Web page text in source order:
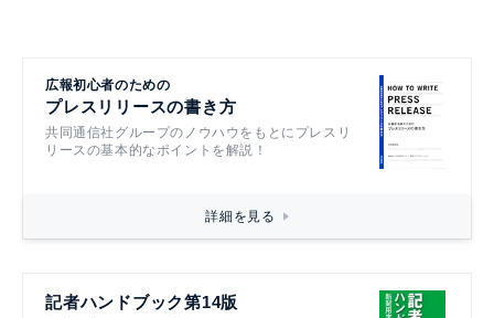
広報初心者のための
プレスリリースの書き方
共同通信社グループのノウハウをもとにプレスリ
リースの基本的なポイントを解説！
詳細を見る
記者ハンドブック第14版